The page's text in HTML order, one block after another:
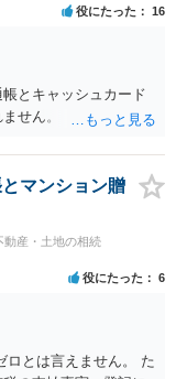
役にたった 16
とキャッシュカード
せん。
マンション贈
動産・土地の相続
役にたった 6
とは言えません。 た